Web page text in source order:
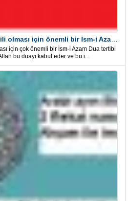
için çok önemli bir İsm-i Azam Dua tertibi
bu duayı kabul eder ve bu i...